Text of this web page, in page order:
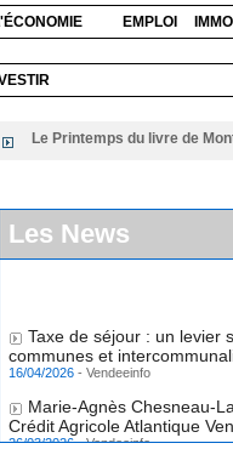
EMPLOI
Le Printemps du livre de
Les News
Taxe de séjour : un levier
communes et
16/04/2026 -Vendeeinfo
Marie-Agnès Chesneau-
Crédit Agricole Atlantique
26/03/2026 - Vendeeinfo